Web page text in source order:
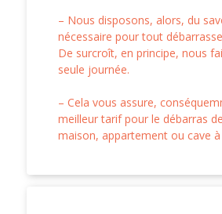
– Nous disposons, alors, du
nécessaire pour tout
De surcroît, en principe, nous
seule journée.
– Cela vous assure,
meilleur tarif pour le débarras
maison, appartement ou cave à